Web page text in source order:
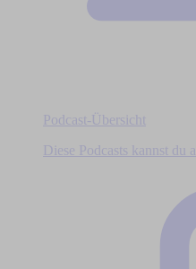
Podcast-Übersicht
Diese Podcasts kannst du